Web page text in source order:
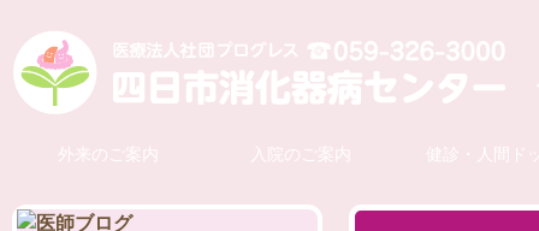
外来のご案内 入院のご案内 健診・人間ド